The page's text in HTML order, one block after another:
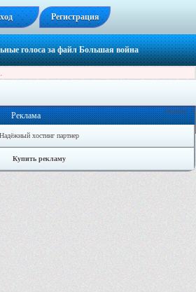
Регистрация
голоса за файлБольшая война
Онлайн: 1
Реклама
Надёжный хостинг партнер
Купить рекламу